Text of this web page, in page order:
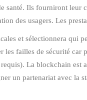
Ils fourniront leur
des usagers. Les
et sélectionnera qui
failles de sécurité
La blockchain est
un partenariat avec la